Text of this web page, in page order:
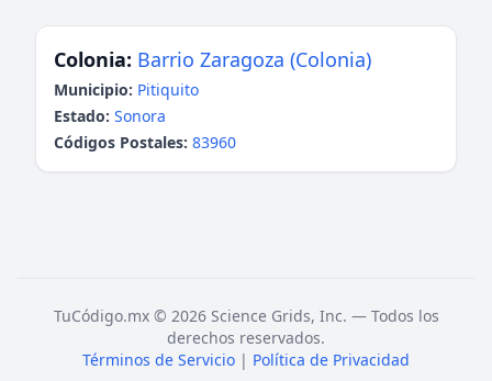
Colonia: Barrio Zaragoza (Colonia)
Municipio: Pitiquito
Estado: Sonora
Códigos Postales: 83960
TuCódigo.mx © 2026 Science Grids, Inc. — Todos los
derechos reservados.
Términos de Servicio | Política de Privacidad